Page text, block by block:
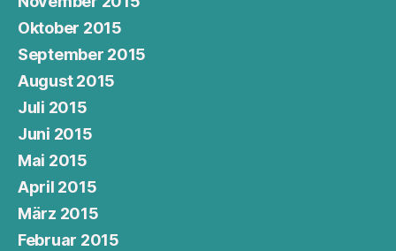
Oktober 2015
September 2015
August 2015
Juli 2015
Juni 2015
Mai 2015
April 2015
März 2015
Februar 2015